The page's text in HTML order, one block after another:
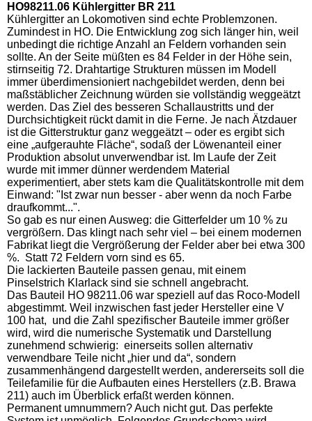
HO98211.06 Kühlergitter BR 211
Kühlergitter an Lokomotiven sind echte Problemzonen.
Zumindest in HO. Die Entwicklung zog sich länger hin, weil
unbedingt die richtige Anzahl an Feldern vorhanden sein
sollte. An der Seite müßten es 84 Felder in der Höhe sein,
stirnseitig 72. Drahtartige Strukturen müssen im Modell
immer überdimensioniert nachgebildet werden, denn bei
maßstäblicher Zeichnung würden sie vollständig weggeätzt
werden. Das Ziel des besseren Schallaustritts und der
Durchsichtigkeit rückt damit in die Ferne. Je nach Ätzdauer
ist die Gitterstruktur ganz weggeätzt – oder es ergibt sich
eine „aufgerauhte Fläche“, sodaß der Löwenanteil einer
Produktion absolut unverwendbar ist. Im Laufe der Zeit
wurde mit immer dünner werdendem Material
experimentiert, aber stets kam die Qualitätskontrolle mit dem
Einwand: "Ist zwar nun besser - aber wenn da noch Farbe
draufkommt...".
So gab es nur einen Ausweg: die Gitterfelder um 10 % zu
vergrößern. Das klingt nach sehr viel – bei einem modernen
Fabrikat liegt die Vergrößerung der Felder aber bei etwa 300
%. Statt 72 Feldern vorn sind es 65.
Die lackierten Bauteile passen genau, mit einem
Pinselstrich Klarlack sind sie schnell angebracht.
Das Bauteil HO 98211.06 war speziell auf das Roco-Modell
abgestimmt. Weil inzwischen fast jeder Hersteller eine V
100 hat, und die Zahl spezifischer Bauteile immer größer
wird, wird die numerische Systematik und Darstellung
zunehmend schwierig: einerseits sollen alternativ
verwendbare Teile nicht „hier und da“, sondern
zusammenhängend dargestellt werden, andererseits soll die
Teilefamilie für die Aufbauten eines Herstellers (z.B. Brawa
211) auch im Überblick erfaßt werden können.
Permanent umnummern? Auch nicht gut. Das perfekte